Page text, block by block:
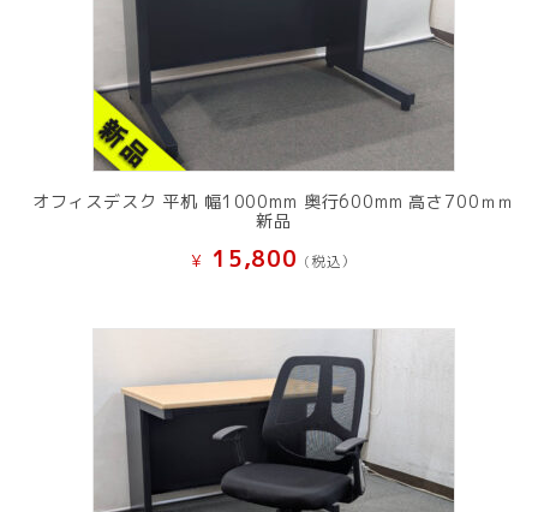
オフィスデスク 平机 幅1000mm 奥行600mm 高さ700ｍｍ
新品
¥ 15,800 (税込）